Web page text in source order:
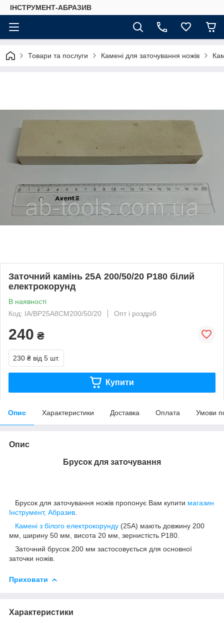
ІНСТРУМЕНТ-АБРАЗИВ
Товари та послуги Камені для заточування ножів
Заточний камінь 25А 200/50/20 Р180 білий
електрокорунд
В наявності
Код: IA/BP25A8CM200/50/20
Опт і роздріб
240 ₴
230 ₴ від 5 шт.
Купити
Опис Характеристики Доставка Оплата Умови
Опис
Брусок для заточування
Брусок для заточування ножів пропонує Вам купити магазин
Інструмент, Абразив
Камені з білого електрокорунду (25А) мають довжину 200
мм, ширину 50 мм, висота 20 мм, зернистість Р180.
Заточний брусок 200 мм застосовується для основної
заточки ножів.
Приховати
Характеристики